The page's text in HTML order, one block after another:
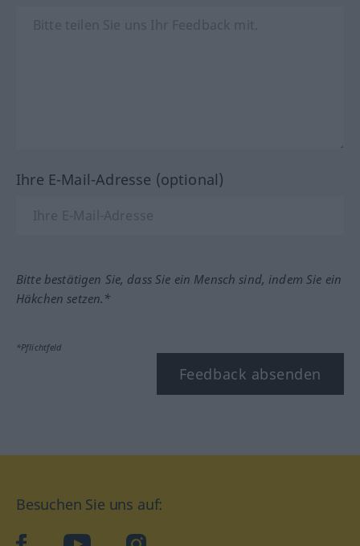
Ihre E-Mail-Adresse (optional)
Bitte bestätigen Sie, dass Sie ein Mensch sind, indem Sie ein
Häkchen setzen.*
*Pflichtfeld
Feedback absenden
Besuchen Sie uns auf: